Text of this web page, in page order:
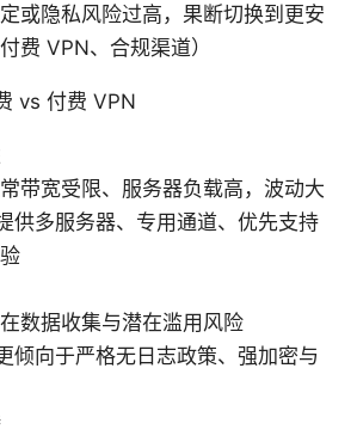
或隐私风险过高，果断切换到更安
费 VPN、合规渠道）
vs 付费 VPN
带宽受限、服务器负载高，波动大
供多服务器、专用通道、优先支持
数据收集与潜在滥用风险
倾向于严格无日志政策、强加密与